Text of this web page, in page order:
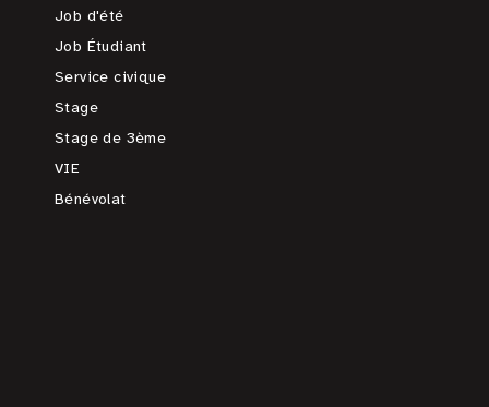
Job d'été
Job Étudiant
Service civique
Stage
Stage de 3ème
VIE
Bénévolat